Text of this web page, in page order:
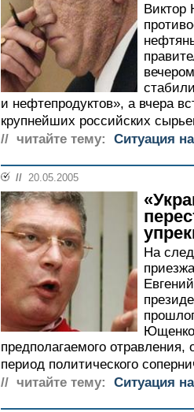
Виктор
и нефтепродуктов», а вчера
крупнейших российских
// читайте тему:
Ситуация
// 20.05.2005
На
Ющенко
предполагаемого
период политического
// читайте тему:
Ситуация